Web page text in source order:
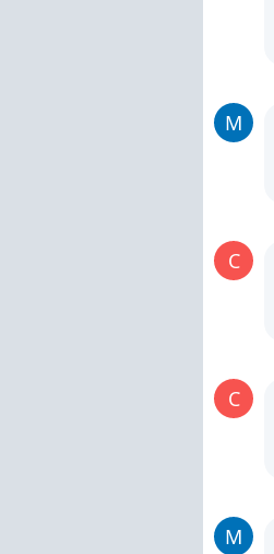
M
C
C
M